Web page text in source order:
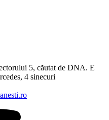
5, căutat de DNA. E
4 sinecuri